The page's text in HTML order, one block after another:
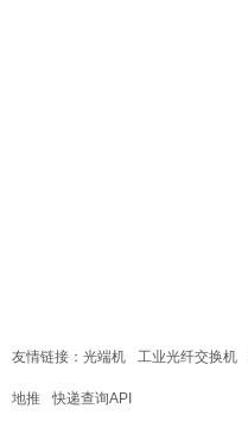
友情链接： 光端机 工业光纤交换机
地推 快递查询API